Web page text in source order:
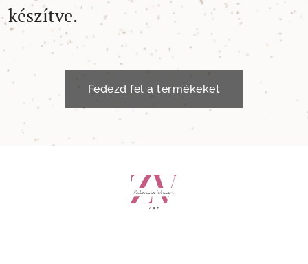
készítve.
Fedezd fel a termékeket